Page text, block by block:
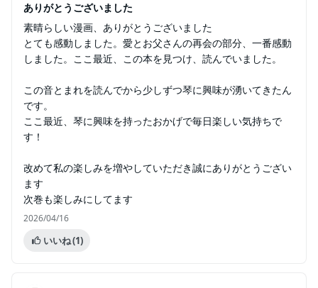
ありがとうございました
素晴らしい漫画、ありがとうございました
とても感動しました。愛とお父さんの再会の部分、一番感動
しました。ここ最近、この本を見つけ、読んでいました。
この音とまれを読んでから少しずつ琴に興味が湧いてきたん
です。
ここ最近、琴に興味を持ったおかげで毎日楽しい気持ちで
す！
改めて私の楽しみを増やしていただき誠にありがとうござい
ます
次巻も楽しみにしてます
2026/04/16
いいね(1)